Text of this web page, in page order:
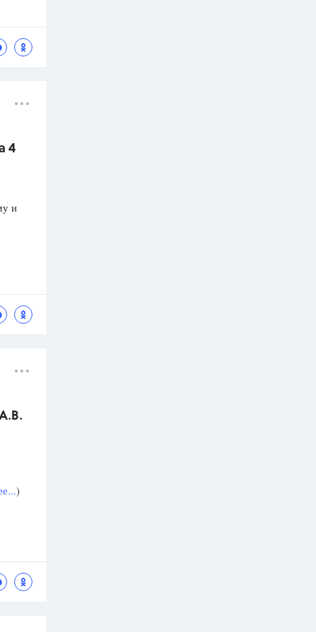
4
и
)